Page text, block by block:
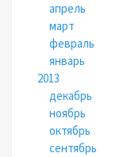
апрель
март
февраль
январь
2013
декабрь
ноябрь
октябрь
сентябрь